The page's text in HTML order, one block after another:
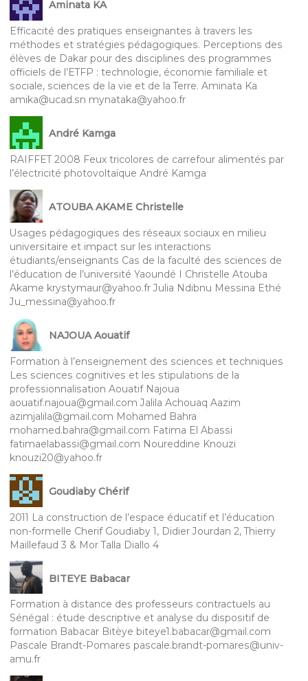
Aminata KA
Efficacité des pratiques enseignantes à travers les
méthodes et stratégies pédagogiques. Perceptions des
élèves de Dakar pour des disciplines des programmes
officiels de l’ETFP : technologie, économie familiale et
sociale, sciences de la vie et de la Terre. Aminata Ka
amika@ucad.sn mynataka@yahoo.fr
André Kamga
RAIFFET 2008 Feux tricolores de carrefour alimentés par
l’électricité photovoltaïque André Kamga
ATOUBA AKAME Christelle
Usages pédagogiques des réseaux sociaux en milieu
universitaire et impact sur les interactions
étudiants/enseignants Cas de la faculté des sciences de
l’éducation de l’université Yaoundé I Christelle Atouba
Akame krystymaur@yahoo.fr Julia Ndibnu Messina Ethé
Ju_messina@yahoo.fr
NAJOUA Aouatif
Formation à l’enseignement des sciences et techniques
Les sciences cognitives et les stipulations de la
professionnalisation Aouatif Najoua
aouatif.najoua@gmail.com Jalila Achouaq Aazim
azimjalila@gmail.com Mohamed Bahra
mohamed.bahra@gmail.com Fatima El Abassi
fatimaelabassi@gmail.com Noureddine Knouzi
knouzi20@yahoo.fr
Goudiaby Chérif
2011 La construction de l’espace éducatif et l’éducation
non-formelle Cherif Goudiaby 1, Didier Jourdan 2, Thierry
Maillefaud 3 & Mor Talla Diallo 4
BITEYE Babacar
Formation à distance des professeurs contractuels au
Sénégal : étude descriptive et analyse du dispositif de
formation Babacar Bitèye biteye1.babacar@gmail.com
Pascale Brandt-Pomares pascale.brandt-pomares@univ-
amu.fr